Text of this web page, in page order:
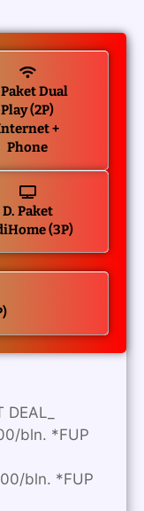
Paket Dual
Play (2P)
+
Phone
D. Paket
(3P)
bln. *FUP
bln. *FUP